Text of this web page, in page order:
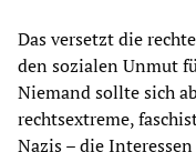
Das versetzt die
den sozialen Unmut
Niemand sollte sich
rechtsextreme,
Nazis – die